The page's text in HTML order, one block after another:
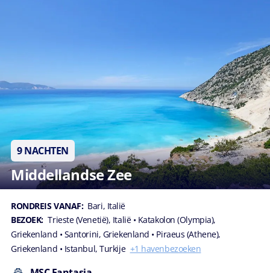
9 NACHTEN
Middellandse Zee
RONDREIS VANAF: Bari, Italië
BEZOEK: Trieste (Venetië), Italië • Katakolon (Olympia),
Griekenland • Santorini, Griekenland • Piraeus (Athene),
Griekenland • Istanbul, Turkije +1 havenbezoeken